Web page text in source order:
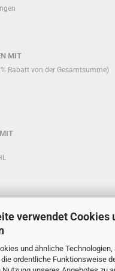
verwendet Cookies
und ähnliche Technologien,
ordentliche Funktionsweise
MIT
Rabatt von der Gesamtsumme)
zu unseren Produkten?